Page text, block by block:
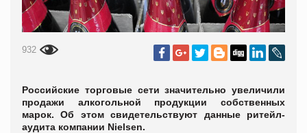
932
Российские торговые сети значительно увеличили
продажи алкогольной продукции собственных
марок. Об этом свидетельствуют данные ритейл-
аудита компании Nielsen.